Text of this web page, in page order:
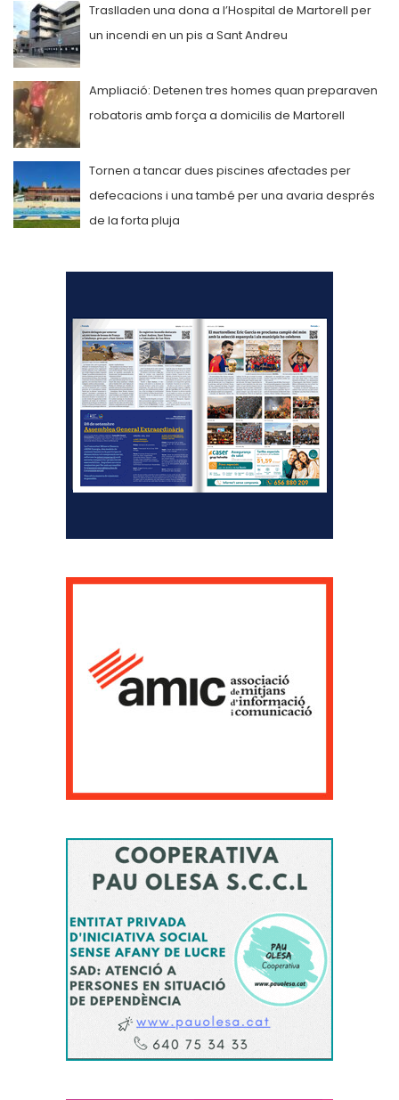
Traslladen una dona a l’Hospital de Martorell per
un incendi en un pis a Sant Andreu
Ampliació: Detenen tres homes quan preparaven
robatoris amb força a domicilis de Martorell
Tornen a tancar dues piscines afectades per
defecacions i una també per una avaria després
de la forta pluja